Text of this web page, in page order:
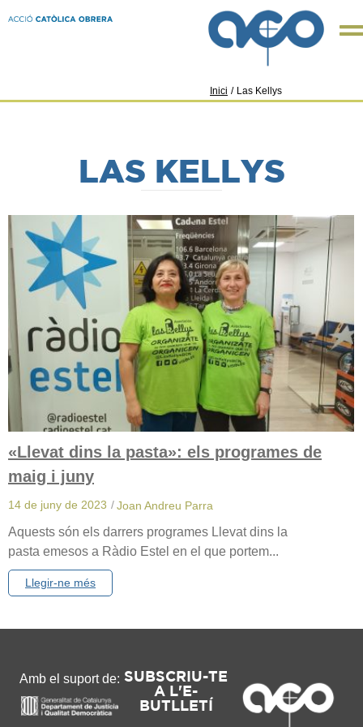
Inici / Las Kellys
LAS KELLYS
«Llevat dins la pasta»: els programes de
maig i juny
14 de juny de 2023 /Joan Andreu Parra
Aquests són els darrers programes Llevat dins la
pasta emesos a Ràdio Estel en el que portem...
Llegir-ne més
Amb el suport de: SUBSCRIU-TE
A L'E-
BUTLLETÍ